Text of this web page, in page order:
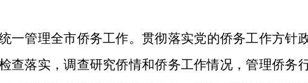
统一管理全市侨务工作。贯彻落实党的侨务工作方针
查落实，调查研究侨情和侨务工作情况，管理侨务